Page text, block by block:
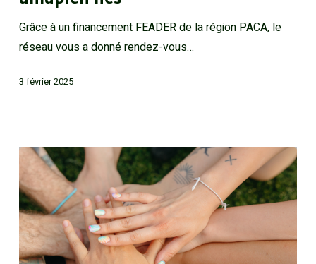
Grâce à un financement FEADER de la région PACA, le
réseau vous a donné rendez-vous…
3 février 2025